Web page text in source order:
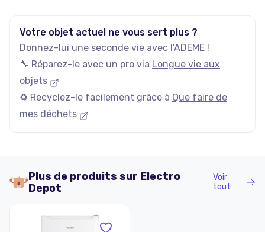
Votre objet actuel ne vous sert plus ?
Donnez-lui une seconde vie avec l'ADEME !
🔧 Réparez-le avec un pro via Longue vie aux
objets
♻️ Recyclez-le facilement grâce à Que faire de
mes déchets
Plus de produits sur Electro
Depot
Voir
tout